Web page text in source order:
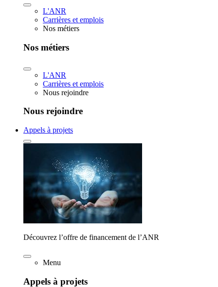
L'ANR
Carrières et emplois
Nos métiers
Nos métiers
L'ANR
Carrières et emplois
Nous rejoindre
Nous rejoindre
Appels à projets
Découvrez l’offre de financement de l’ANR
Menu
Appels à projets